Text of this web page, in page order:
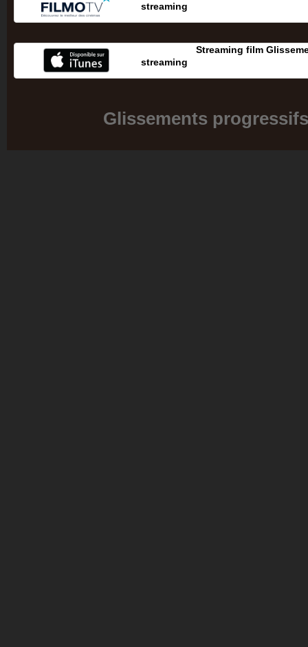
streaming
Streaming film
streaming
Glissements